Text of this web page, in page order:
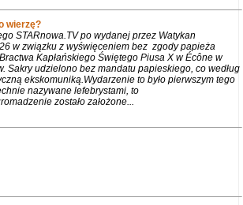
wierzę?
STARnowa.TV po wydanej przez Watykan
w związku z wyświęceniem bez zgody papieża
Kapłańskiego Świętego Piusa X w Écône w
Sakry udzielono bez mandatu papieskiego, co według
ekskomuniką.Wydarzenie to było pierwszym tego
nazywane lefebrystami, to
zostało założone...